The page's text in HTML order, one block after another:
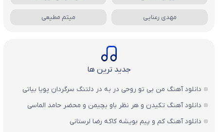
مهدی رعنایی میثم مطیعی
جدید ترین ها
دانلود آهنگ من بی تو روحی در به در دلتنگ سرگردان پویا بیاتی
دانلود آهنگ تکیدن و هر نظر باو بچیمن و محضر حامد الماسی
دانلود آهنگ کم و پیم بویشه کاکه رضا لرستانی